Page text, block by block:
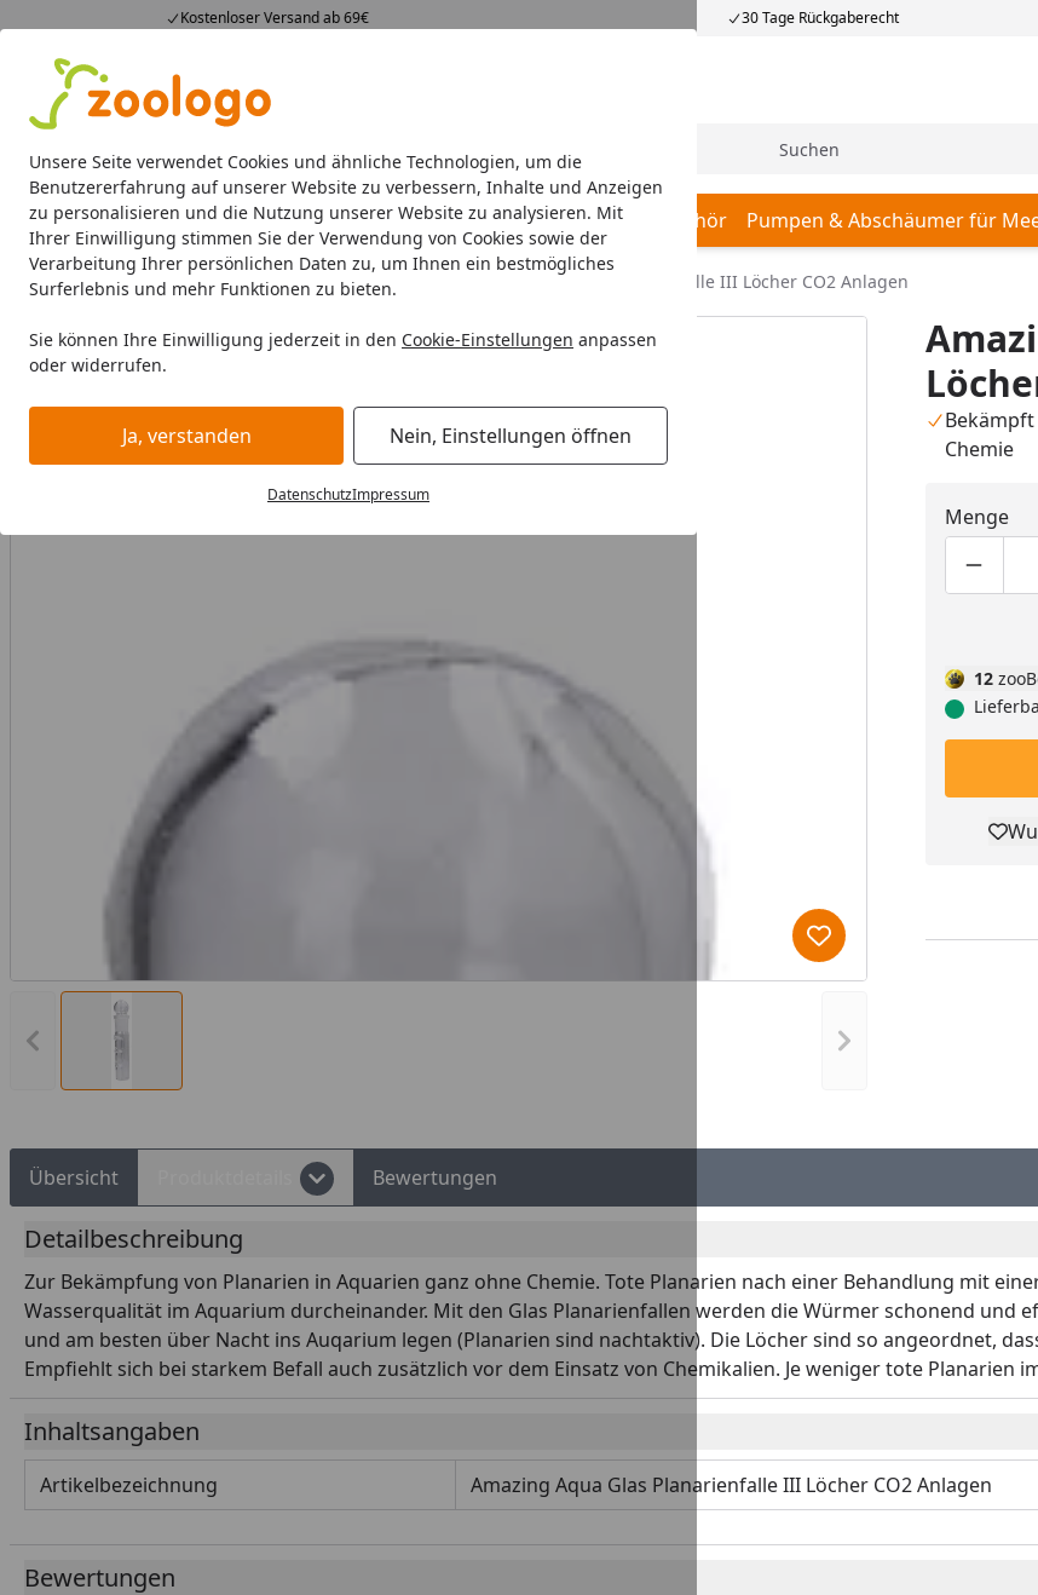
Unsere Seite verwendet Cookies und ähnliche Technologien, um die
Benutzererfahrung auf unserer Website zu verbessern, Inhalte und Anzeigen
zu personalisieren und die Nutzung unserer Website zu analysieren. Mit
Ihrer Einwilligung stimmen Sie der Verwendung von Cookies sowie der
Verarbeitung Ihrer persönlichen Daten zu, um Ihnen ein bestmögliches
Surferlebnis und mehr Funktionen zu bieten.
Sie können Ihre Einwilligung jederzeit in den Cookie-Einstellungen anpassen
oder widerrufen.
Ja, verstanden Nein, Einstellungen öffnen
DatenschutzImpressum
Kostenloser Versand ab 69€ 30 Tage Rückgaberecht
4,74
23.587 Bewertungen
Alle Produkte
Alle Produkte Angebote Neuheiten Sommerhits Suche
Aquaristik Aquarien Beleuchtung Aquarienfilter, Pumpen & Zubehör Pumpen & Abschäumer für
Startseite
Aquaristik Aquarientechnik CO2 Anlagen Amazing Aqua Glas Planarienfalle III Löcher CO2 Anlagen
Vorheriges Bild anzeigen Nächstes Bild
Produkt zur
Chemie
Menge
12
Übersicht Bewertungen
Detailbeschreibung
Zur Bekämpfung von Planarien in Aquarien ganz ohne Chemie. Tote Planarien nach einer Behandlung mit
Wasserqualität im Aquarium durcheinander. Mit den Glas Planarienfallen werden die Würmer schonend und
und am besten über Nacht ins Auqarium legen (Planarien sind nachtaktiv). Die Löcher sind so angeordnet,
Empfiehlt sich bei starkem Befall auch zusätzlich vor dem Einsatz von Chemikalien. Je weniger tote Planarien
Inhaltsangaben
Artikelbezeichnung Amazing Aqua Glas Planarienfalle III Löcher CO2 Anlagen
Bewertungen